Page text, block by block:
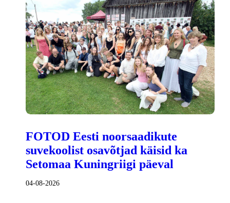
FOTOD Eesti noorsaadikute
suvekoolist osavõtjad käisid ka
Setomaa Kuningriigi päeval
04-08-2026